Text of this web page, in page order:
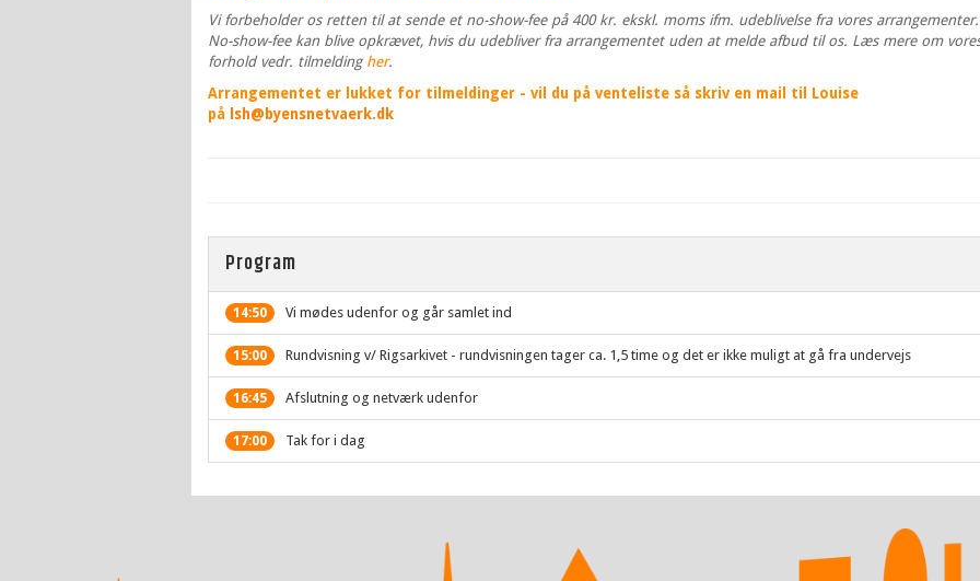
Vi forbeholder os retten til at sende et no-show-fee på 400 kr. ekskl. moms ifm. udeblivelse fra vores arrangementer.
No-show-fee kan blive opkrævet, hvis du udebliver fra arrangementet uden at melde afbud til os. Læs mere om
forhold vedr. tilmeldingher.
Arrangementet er lukket for tilmeldinger - vil du på venteliste så skriv en mail til Louise
på
lsh@byensnetvaerk.dk
Program
14:50 Vi mødes udenfor og går samlet ind
15:00 Rundvisning v/ Rigsarkivet - rundvisningen tager ca. 1,5 time og det er ikke muligt at gå fra undervejs
16:45 Afslutning og netværk udenfor
17:00 Tak for i dag